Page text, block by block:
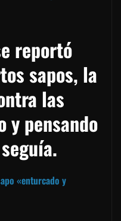
reportó
sapos, la
las
y pensando
«enturcado y